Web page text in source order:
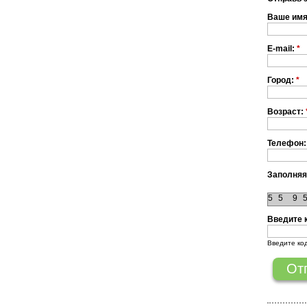
Ваше
E-mail: *
Город: *
Возраст:
Телефон:
9 5
5 5
Введите
Введите